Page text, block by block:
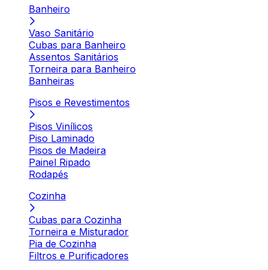
Banheiro
Vaso Sanitário
Cubas para Banheiro
Assentos Sanitários
Torneira para Banheiro
Banheiras
Pisos e Revestimentos
Pisos Vinílicos
Piso Laminado
Pisos de Madeira
Painel Ripado
Rodapés
Cozinha
Cubas para Cozinha
Torneira e Misturador
Pia de Cozinha
Filtros e Purificadores